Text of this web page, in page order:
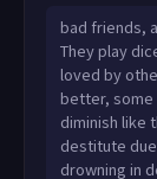
bad friends,
They play
loved by
better, some
diminish like
destitute
drowning in